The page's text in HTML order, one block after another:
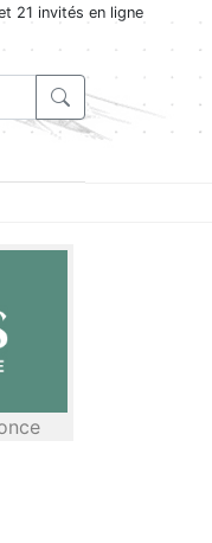
21 invités en ligne